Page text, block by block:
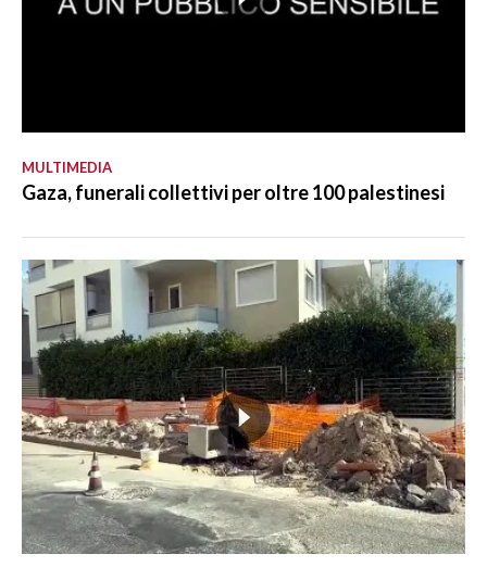
MULTIMEDIA
Gaza, funerali collettivi per oltre 100 palestinesi